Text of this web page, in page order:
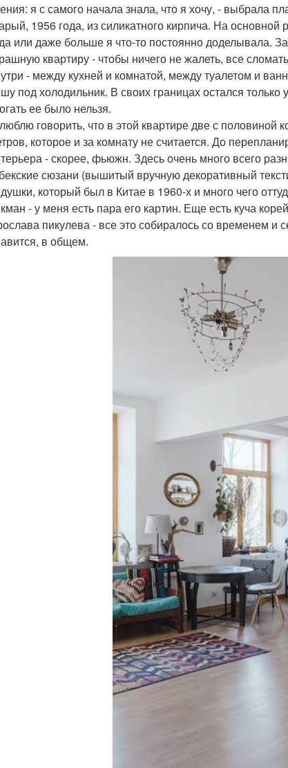
я с самого начала знала, что я хочу, - выбрала
1956 года, из силикатного кирпича. На
или даже больше я что-то постоянно доделывала.
квартиру - чтобы ничего не жалеть, все
- между кухней и комнатой, между туалетом и
под холодильник. В своих границах остался
ее было нельзя.
говорить, что в этой квартире две с половиной
которое и за комнату не считается. До
- скорее, фьюжн. Здесь очень много всего
сюзани (вышитый вручную декоративный
который был в Китае в 1960-х и много чего
- у меня есть пара его картин. Еще есть куча
пикулева - все это собиралось со временем и
в общем.